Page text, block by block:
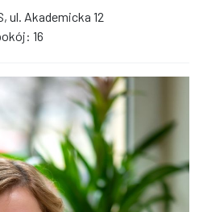
ul. Akademicka 12
16